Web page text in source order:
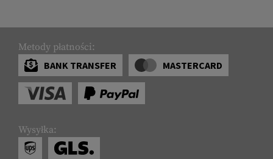
Metody płatności:
BANK TRANSFER
MASTERCARD
Wysyłka: